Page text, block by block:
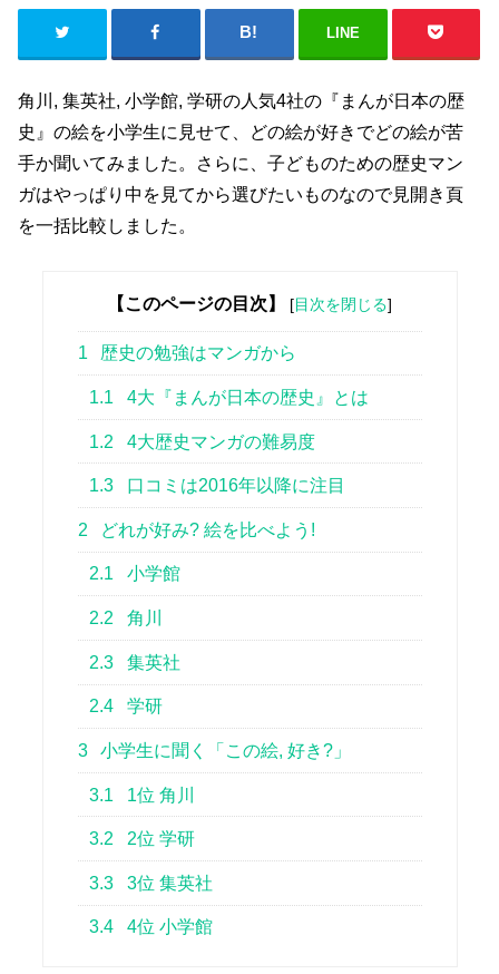
LINE
角川, 集英社, 小学館, 学研の人気4社の『まんが日本の歴
史』の絵を小学生に見せて、どの絵が好きでどの絵が苦
手か聞いてみました。さらに、子どものための歴史マン
ガはやっぱり中を見てから選びたいものなので見開き頁
を一括比較しました。
【このページの目次】 [目次を閉じる]
1 歴史の勉強はマンガから
1.1 4大『まんが日本の歴史』とは
1.2 4大歴史マンガの難易度
1.3 口コミは2016年以降に注目
2 どれが好み? 絵を比べよう!
2.1 小学館
2.2 角川
2.3 集英社
2.4 学研
3 小学生に聞く「この絵, 好き?」
3.1 1位 角川
3.2 2位 学研
3.3 3位 集英社
3.4 4位 小学館